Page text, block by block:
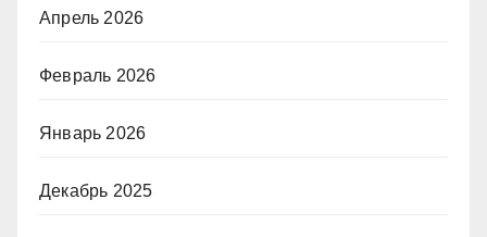
Апрель 2026
Февраль 2026
Январь 2026
Декабрь 2025